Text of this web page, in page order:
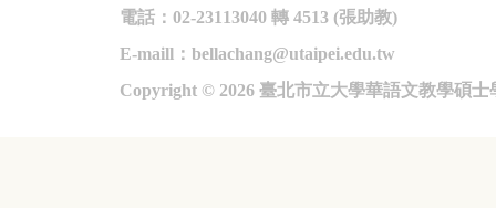
電話：02-23113040 轉 4513 (張助教)
E-maill ：bellachang@utaipei.edu.tw
Copyright © 2026 臺北市立大學華語文教學碩士